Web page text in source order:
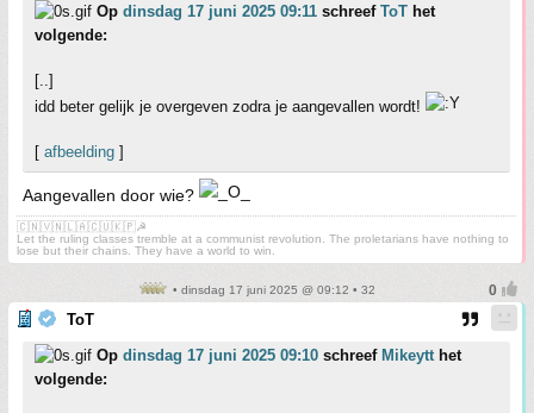
Op dinsdag 17 juni 2025 09:11 schreef ToT het
volgende:
[..]
idd beter gelijk je overgeven zodra je aangevallen wordt!
[ afbeelding ]
Aangevallen door wie?
🇨🇳🇻🇳🇱🇦🇨🇺🇰🇵☭
Let the ruling classes tremble at a communist revolution. The proletarians have nothing to
lose but their chains. They have a world to win.
• dinsdag 17 juni 2025 @ 09:12 • 32
ToT
Op dinsdag 17 juni 2025 09:10 schreef Mikeytt het
volgende: